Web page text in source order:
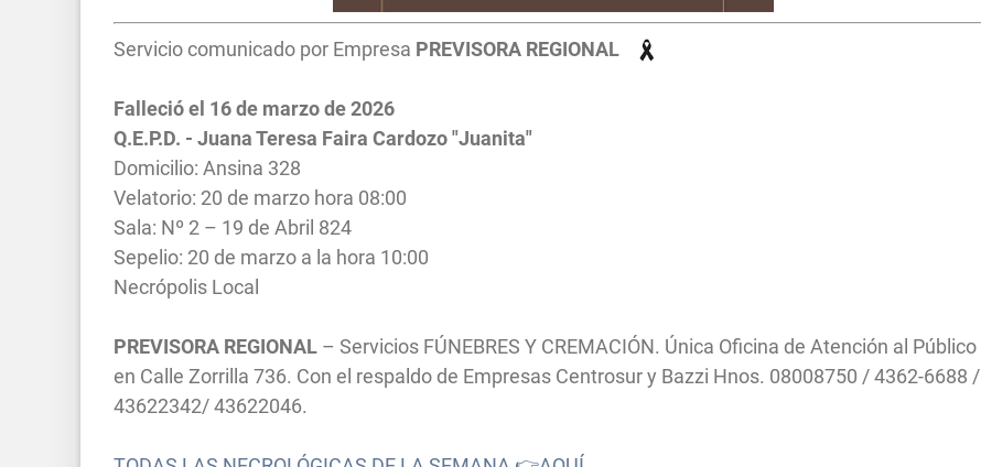
Servicio comunicado por Empresa PREVISORA REGIONAL
Falleció el 16de marzode 2026
Q.E.P.D. - Juana Teresa Faira Cardozo "Juanita"
Domicilio: Ansina 328
Velatorio: 20 de marzo hora 08:00
Sala: Nº 2 – 19 de Abril 824
Sepelio: 20 de marzo a la hora 10:00
Necrópolis Local
PREVISORA REGIONAL – Servicios FÚNEBRES Y CREMACIÓN. Única Oficina de Atención al Público
en Calle Zorrilla 736. Con el respaldo de Empresas Centrosur y Bazzi Hnos. 08008750 / 4362-6688 /
43622342/ 43622046.